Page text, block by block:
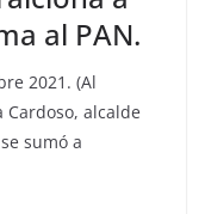
al PAN.
2021. (Al
Cardoso, alcalde
sumó a